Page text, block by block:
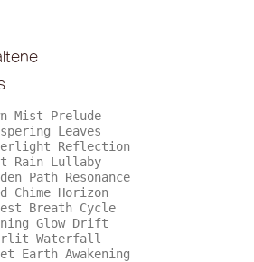
Mist Prelude
Leaves
Reflection
Rain Lullaby
Path Resonance
Chime Horizon
Breath Cycle
Glow Drift
Waterfall
Earth Awakening